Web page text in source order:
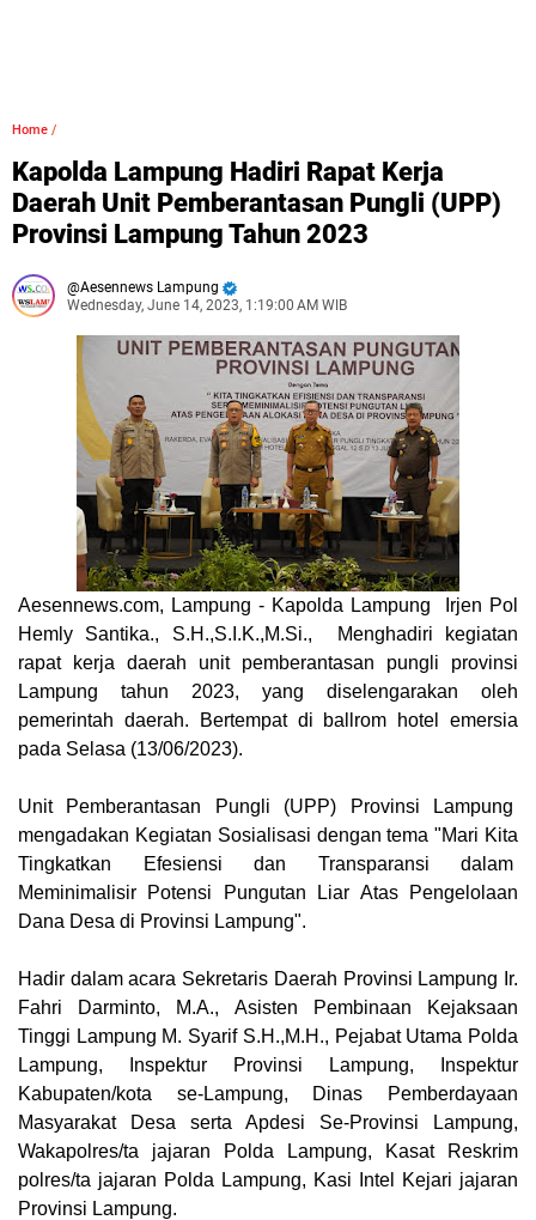
Home /
Kapolda Lampung Hadiri Rapat Kerja
Daerah Unit Pemberantasan Pungli (UPP)
Provinsi Lampung Tahun 2023
Aesennews Lampung
Wednesday, June 14, 2023, 1:19:00 AM WIB
Aesennews.com, Lampung - Kapolda Lampung Irjen Pol
Hemly Santika., S.H.,S.I.K.,M.Si., Menghadiri kegiatan
rapat kerja daerah unit pemberantasan pungli provinsi
Lampung tahun 2023, yang diselengarakan oleh
pemerintah daerah. Bertempat di ballrom hotel emersia
pada Selasa (13/06/2023).
Unit Pemberantasan Pungli (UPP) Provinsi Lampung
mengadakan Kegiatan Sosialisasi dengan tema "Mari Kita
Tingkatkan Efesiensi dan Transparansi dalam
Meminimalisir Potensi Pungutan Liar Atas Pengelolaan
Dana Desa di Provinsi Lampung".
Hadir dalam acara Sekretaris Daerah Provinsi Lampung Ir.
Fahri Darminto, M.A., Asisten Pembinaan Kejaksaan
Tinggi Lampung M. Syarif S.H.,M.H., Pejabat Utama Polda
Lampung, Inspektur Provinsi Lampung, Inspektur
Kabupaten/kota se-Lampung, Dinas Pemberdayaan
Masyarakat Desa serta Apdesi Se-Provinsi Lampung,
Wakapolres/ta jajaran Polda Lampung, Kasat Reskrim
polres/ta jajaran Polda Lampung, Kasi Intel Kejari jajaran
Provinsi Lampung.